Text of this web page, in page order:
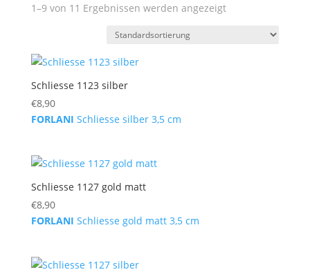
1–9 von 11 Ergebnissen werden angezeigt
Schliesse 1123 silber
€8,90
FORLANI Schliesse silber 3,5 cm
Schliesse 1127 gold matt
€8,90
FORLANI Schliesse gold matt 3,5 cm